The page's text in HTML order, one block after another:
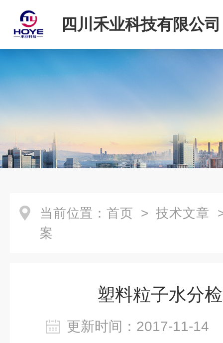
四川禾业科技有限公司
当前位置： 首页 > 技术文章
案
塑料粒子水分
更新时间：2017-11-